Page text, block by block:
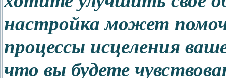
настройка может
процессы исцеления
что вы будете